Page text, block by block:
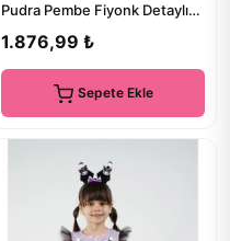
Pudra Pembe Fiyonk Detaylı
Özel...
1.876,99 ₺
Sepete Ekle